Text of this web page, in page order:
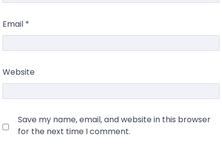
Email *
Website
Save my name, email, and website in this browser
for the next time I comment.